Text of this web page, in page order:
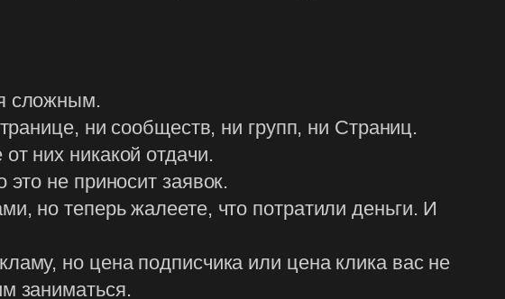
сложным.
ни сообществ, ни групп, ни Страниц.
них никакой отдачи.
не приносит заявок.
но теперь жалеете, что потратили деньги. И
но цена подписчика или цена клика вас не
заниматься.